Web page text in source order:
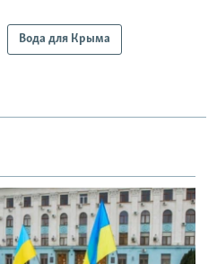
Вода для Крыма